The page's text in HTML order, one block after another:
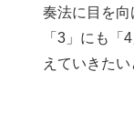
奏法に目を
「3」にも
えていきたい